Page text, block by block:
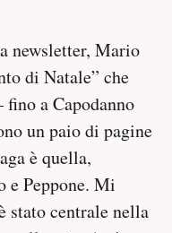
newsletter, Mario
di Natale” che
a Capodanno
un paio di pagine
è quella,
e Peppone. Mi
stato centrale nella